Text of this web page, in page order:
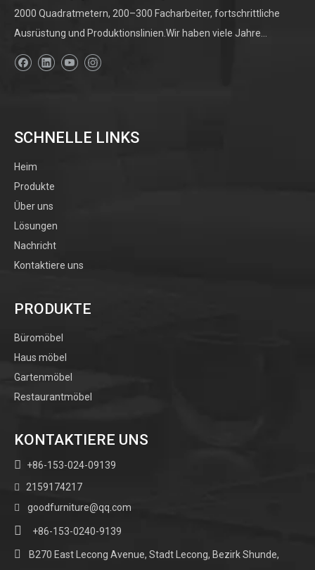
2000 Quadratmetern, 200–300 Facharbeiter, fortschrittliche
Ausrüstung und Produktionslinien.Wir haben viele Jahre...
SCHNELLE LINKS
Heim
Produkte
Über uns
Lösungen
Nachricht
Kontaktiere uns
PRODUKTE
Büromöbel
Haus möbel
Gartenmöbel
Restaurantmöbel
KONTAKTIERE UNS
 +86-153-024-09139
 2159174217
 goodfurniture@qq.com
 +86-153-0240-9139

B270 East Lecong Avenue, Stadt Lecong, Bezirk Shunde,